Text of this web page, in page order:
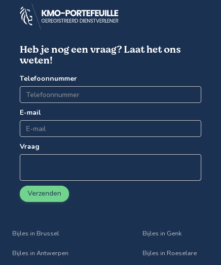
Heb je nog een vraag? Laat het ons
weten!
Telefoonnummer
E-mail
Vraag
Verzenden
Bijles in Brussel
Bijles in Antwerpen
Bijles in Genk
Bijles in Roeselare